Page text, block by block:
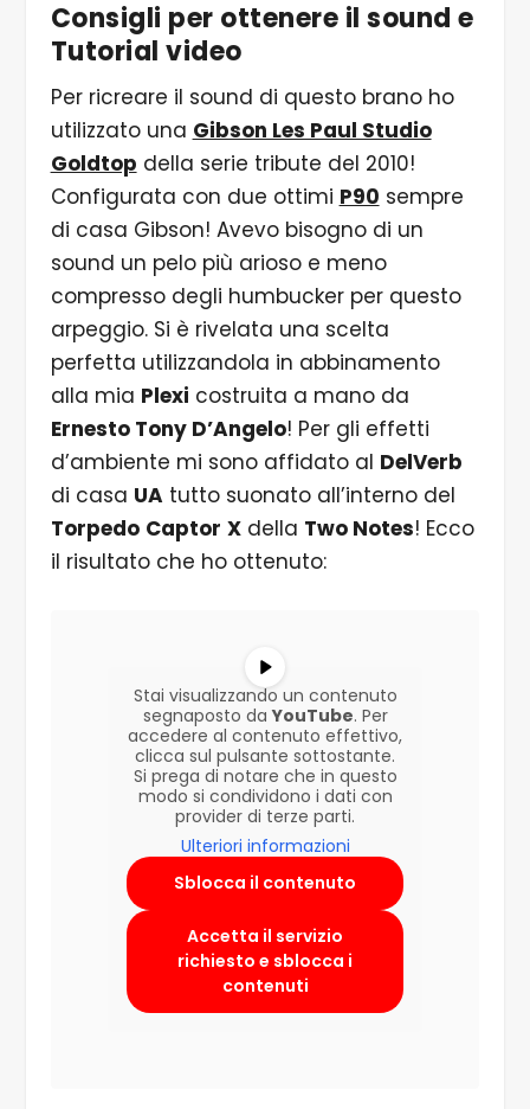
Consigli per ottenere il sound e
Tutorial video
Per ricreare il sound di questo brano ho
utilizzato una Gibson Les Paul Studio
Goldtop della serie tribute del 2010!
Configurata con due ottimi P90 sempre
di casa Gibson! Avevo bisogno di un
sound un pelo più arioso e meno
compresso degli humbucker per questo
arpeggio. Si è rivelata una scelta
perfetta utilizzandola in abbinamento
alla mia Plexi costruita a mano da
Ernesto Tony D’Angelo! Per gli effetti
d’ambiente mi sono affidato al DelVerb
di casa UAtutto suonato all’interno del
Torpedo Captor Xdella Two Notes! Ecco
il risultato che ho ottenuto:
Stai visualizzando un contenuto
segnaposto daYouTube. Per
accedere al contenuto effettivo,
clicca sul pulsante sottostante.
Si prega di notare che in questo
modo si condividono i dati con
provider di terze parti.
Ulteriori informazioni
Sblocca il contenuto
Accetta il servizio
richiesto e sblocca i
contenuti